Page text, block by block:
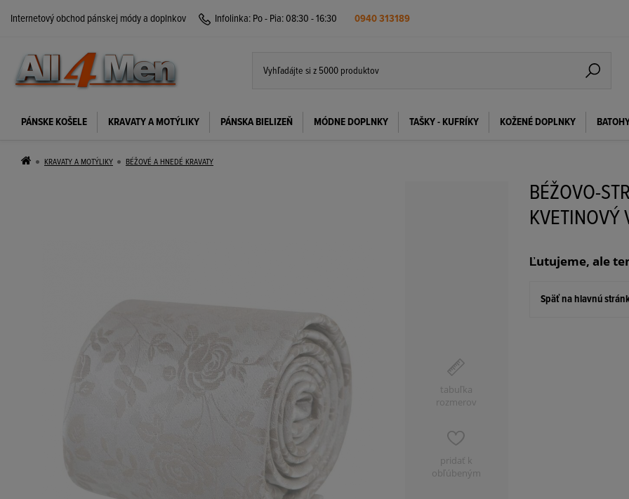
Internetový obchod pánskej módy a doplnkov Infolinka: Po - Pia: 08:30 - 16:30 0940 313189
PÁNSKE KOŠELE KRAVATY A MOTÝLIKY PÁNSKA BIELIZEŇ MÓDNE DOPLNKY TAŠKY - KUFRÍKY KOŽENÉ DOPLNKY
KRAVATY A MOTÝLIKY BÉŽOVÉ A HNEDÉ KRAVATY
tabuľka
rozmerov
pridať k
obľúbeným
BÉŽOVO-
KVETINOVÝ
Ľutujeme, ale
Späť na hlavnú